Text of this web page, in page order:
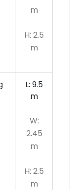
m
H: 2.5
m
L: 9.5
m
W:
2.45
m
H: 2.5
m